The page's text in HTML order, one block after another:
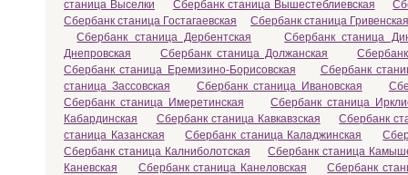
станица Выселки Сбербанк станица Вышестеблиевская
Сбербанк станица Гостагаевская
Сбербанк станица Гривенская
Сбербанк станица Дербентская
Сбербанк станица
Днепровская
Сбербанк станица Должанская
Сбербанк станица Еремизино-Борисовская
Сбербанк
станица Зассовская
Сбербанк станица Ивановская
Сбербанк станица Имеретинская
Сбербанк станица
Кабардинская
Сбербанк станица Кавкавзская
Сбербанк
станица Казанская
Сбербанк станица Каладжинская
Сбербанк станица Калниболотская
Сбербанк станица
Каневская
Сбербанк станица Канеловская
Сбербанк